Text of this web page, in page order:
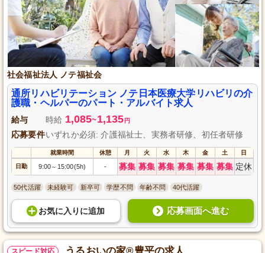
社会福祉法人 ノテ福祉会
通所リハビリテーション ノテ日本医療大学リハビリの介
護職・ヘルパーのパート・アルバイト求人
給与 時給 1,085~1,135 円
応募要件いずれか必須: 介護福祉士、実務者研修、初任者研修
就業時間 休憩 月 火 水 木 金 土 日
日勤 9:00～ 15:00(5h) - 募集 募集 募集 募集 募集 募集 定休
50代活躍 未経験可 新卒可 学歴不問 年齢不問 40代活躍
お気に入り に追加 応募画面へ進む
スピード対応